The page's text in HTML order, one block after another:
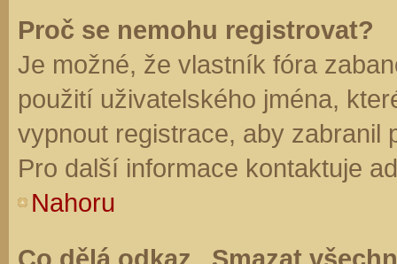
Proč se nemohu registrovat?
Je možné, že vlastník fóra
použití uživatelského jména,
vypnout registrace, aby zabranil
Pro další informace kontaktuje
Nahoru